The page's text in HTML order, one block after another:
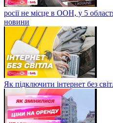
росії не місце в ООН, у 5
новини
Як підключити інтернет без